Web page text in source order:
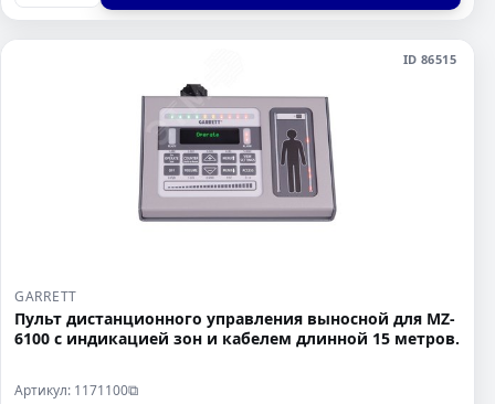
ID 86515
GARRETT
Пульт дистанционного управления выносной для MZ-
6100 с индикацией зон и кабелем длинной 15 метров.
Артикул: 1171100⧉